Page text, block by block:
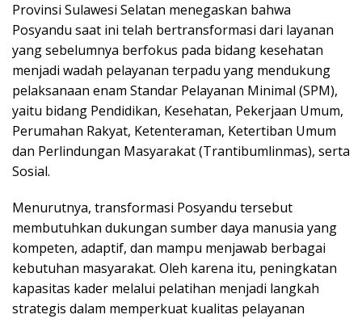
Provinsi Sulawesi Selatan menegaskan bahwa
Posyandu saat ini telah bertransformasi dari layanan
yang sebelumnya berfokus pada bidang kesehatan
menjadi wadah pelayanan terpadu yang mendukung
pelaksanaan enam Standar Pelayanan Minimal (SPM),
yaitu bidang Pendidikan, Kesehatan, Pekerjaan Umum,
Perumahan Rakyat, Ketenteraman, Ketertiban Umum
dan Perlindungan Masyarakat (Trantibumlinmas), serta
Sosial.
Menurutnya, transformasi Posyandu tersebut
membutuhkan dukungan sumber daya manusia yang
kompeten, adaptif, dan mampu menjawab berbagai
kebutuhan masyarakat. Oleh karena itu, peningkatan
kapasitas kader melalui pelatihan menjadi langkah
strategis dalam memperkuat kualitas pelayanan